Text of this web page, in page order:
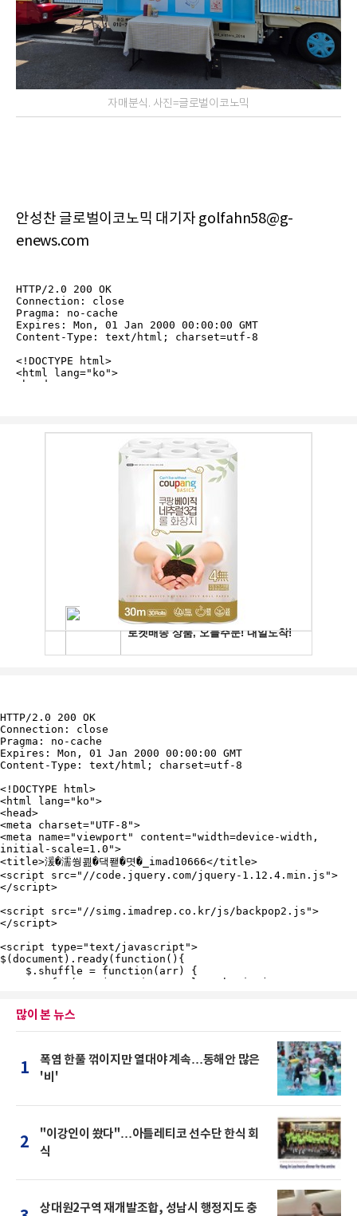
자매분식. 사진=글로벌이코노믹
안성찬 글로벌이코노믹 대기자 golfahn58@g-
enews.com
많이 본 뉴스
1
폭염 한풀 꺾이지만 열대야 계속…동해안 많은
'비'
2
"이강인이 쐈다"…아틀레티코 선수단 한식 회
식
상대원2구역 재개발조합, 성남시 행정지도 충